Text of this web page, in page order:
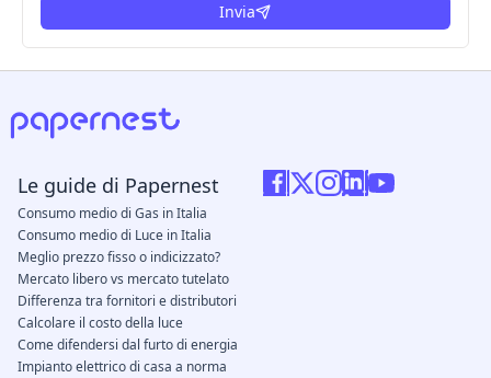
Invia
Le guide di Papernest
Consumo medio di Gas in Italia
Consumo medio di Luce in Italia
Meglio prezzo fisso o indicizzato?
Mercato libero vs mercato tutelato
Differenza tra fornitori e distributori
Calcolare il costo della luce
Come difendersi dal furto di energia
Impianto elettrico di casa a norma